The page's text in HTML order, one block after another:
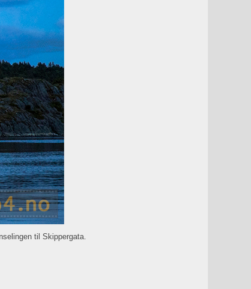
til Skippergata.